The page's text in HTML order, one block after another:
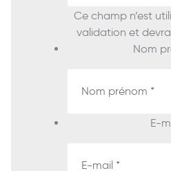
Ce champ n’est
validation et
Nom
E-